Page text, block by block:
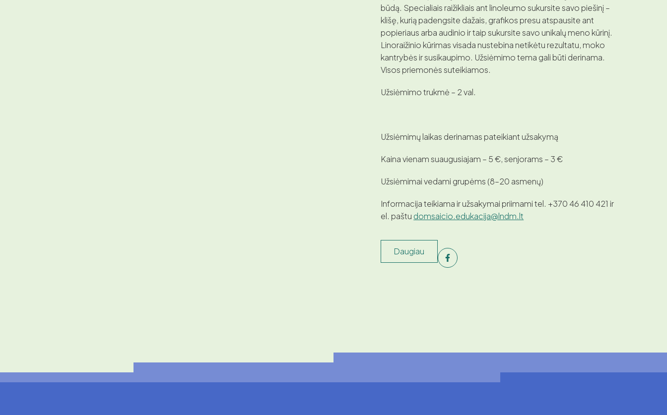
būdą. Specialiais raižikliais ant linoleumo sukursite savo piešinį –
klišę, kurią padengsite dažais, grafikos presu atspausite ant
popieriaus arba audinio ir taip sukursite savo unikalų meno kūrinį.
Linoraižinio kūrimas visada nustebina netikėtu rezultatu, moko
kantrybės ir susikaupimo. Užsiėmimo tema gali būti derinama.
Visos priemonės suteikiamos.
Užsiėmimo trukmė – 2 val.
Užsiėmimų laikas derinamas pateikiant užsakymą
Kaina vienam suaugusiajam – 5 €, senjorams – 3 €
Užsiėmimai vedami grupėms (8–20 asmenų)
Informacija teikiama ir užsakymai priimami tel. +370 46 410 421 ir
el. paštu domsaicio.edukacija@lndm.lt
Daugiau